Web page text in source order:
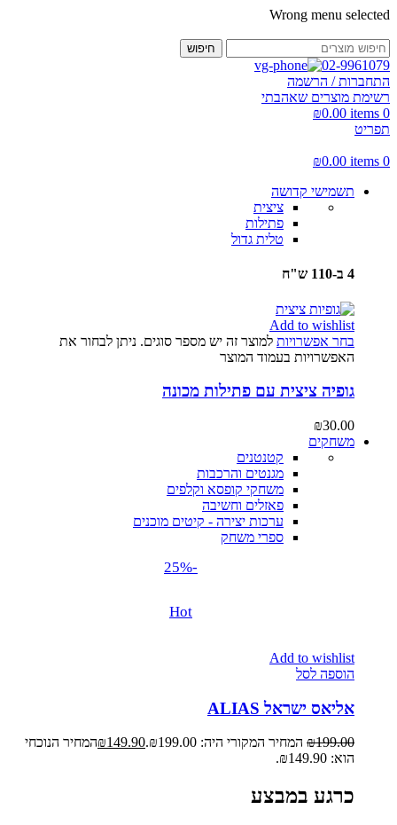
Wrong menu selected
חיפוש
02-9961079
התחברות / הרשמה
רשימת מוצרים שאהבתי
0
items
₪0.00
תפריט
0
items
₪0.00
תשמישי קדושה
ציצית
פתילות
טלית גדול
4 ב-110 ש"ח
Add to wishlist
בחר אפשרויות למוצר זה יש מספר סוגים. ניתן לבחור את
האפשרויות בעמוד המוצר
גופיה ציצית עם פתילות מכונה
₪30.00
משחקים
קטנטנים
מגנטים והרכבות
משחקי קופסא וקלפים
פאזלים וחשיבה
ערכות יצירה - קיטים מוכנים
ספרי משחק
-25%
Hot
Add to wishlist
הוספה לסל
אליאס ישראל ALIAS
₪199.00 המחיר המקורי היה: ₪199.00. ₪149.90
המחיר הנוכחי
הוא: ₪149.90.
כרגע במבצע